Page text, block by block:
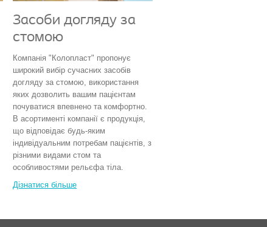
Засоби догляду за
стомою
Компанія "Колопласт" пропонує
широкий вибір сучасних засобів
догляду за стомою, використання
яких дозволить вашим пацієнтам
почуватися впевнено та комфортно.
В асортименті компанії є продукція,
що відповідає будь-яким
індивідуальним потребам пацієнтів, з
різними видами стом та
особливостями рельєфа тіла.
Дізнатися більше